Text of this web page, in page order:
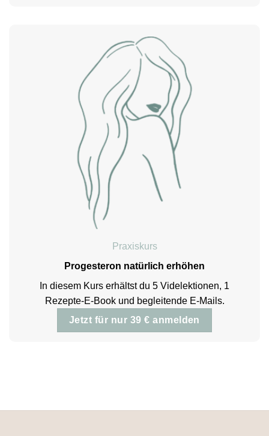
Praxiskurs
Progesteron natürlich erhöhen
In diesem Kurs erhältst du 5 Videlektionen, 1
Rezepte-E-Book und begleitende E-Mails.
Jetzt für nur 39 € anmelden